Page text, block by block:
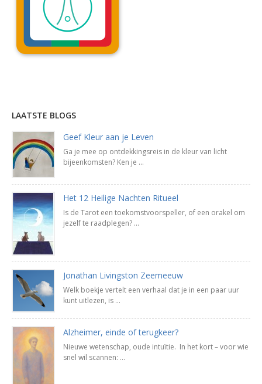
LAATSTE BLOGS
Geef Kleur aan je Leven
Ga je mee op ontdekkingsreis in de kleur van licht
bijeenkomsten? Ken je ...
Het 12 Heilige Nachten Ritueel
Is de Tarot een toekomstvoorspeller, of een orakel om
jezelf te raadplegen? ...
Jonathan Livingston Zeemeeuw
Welk boekje vertelt een verhaal dat je in een paar uur
kunt uitlezen, is ...
Alzheimer, einde of terugkeer?
Nieuwe wetenschap, oude intuïtie. In het kort – voor wie
snel wil scannen: ...